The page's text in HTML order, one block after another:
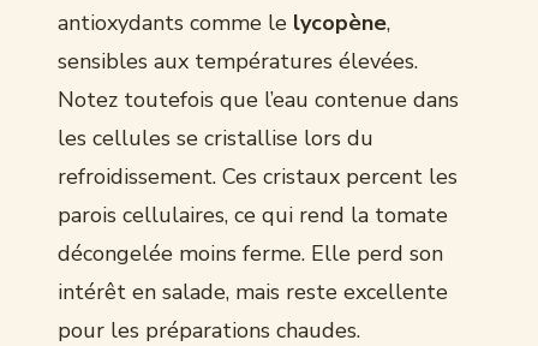
antioxydants comme le lycopène,
sensibles aux températures élevées.
Notez toutefois que l’eau contenue dans
les cellules se cristallise lors du
refroidissement. Ces cristaux percent les
parois cellulaires, ce qui rend la tomate
décongelée moins ferme. Elle perd son
intérêt en salade, mais reste excellente
pour les préparations chaudes.